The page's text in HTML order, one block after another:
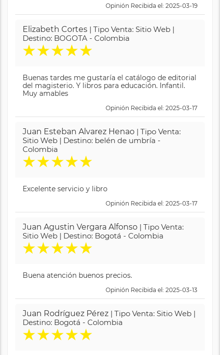
Opinión Recibida el: 2025-03-19
Elizabeth Cortes | Tipo Venta: Sitio Web |
Destino: BOGOTA - Colombia
★★★★★
Buenas tardes me gustaría el catálogo de editorial
del magisterio. Y libros para educación. Infantil.
Muy amables
Opinión Recibida el: 2025-03-17
Juan Esteban Alvarez Henao | Tipo Venta:
Sitio Web | Destino: belén de umbría -
Colombia
★★★★★
Excelente servicio y libro
Opinión Recibida el: 2025-03-17
Juan Agustin Vergara Alfonso | Tipo Venta:
Sitio Web | Destino: Bogotá - Colombia
★★★★★
Buena atención buenos precios.
Opinión Recibida el: 2025-03-13
Juan Rodríguez Pérez | Tipo Venta: Sitio Web |
Destino: Bogotá - Colombia
★★★★★